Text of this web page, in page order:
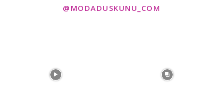
@MODADUSKUNU_COM